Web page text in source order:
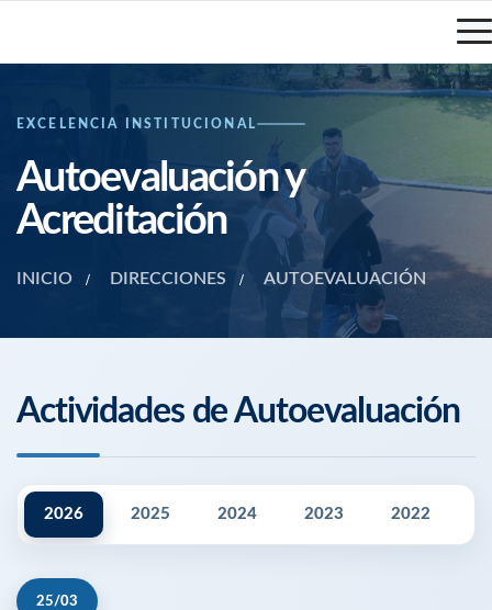
EXCELENCIA INSTITUCIONAL
Autoevaluación y
Acreditación
INICIO DIRECCIONES AUTOEVALUACIÓN
Actividades de Autoevaluación
2026 2025 2024 2023 2022
25/03